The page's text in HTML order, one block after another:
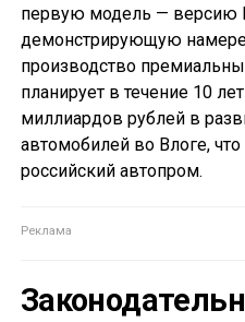
первую модель — версию
демонстрирующую
производство
планирует в течение 10
миллиардов рублей в
автомобилей во Влоге,
российский автопром.